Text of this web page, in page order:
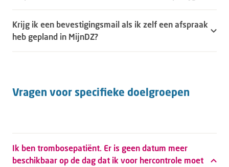
Krijg ik een bevestigingsmail als ik zelf een afspraak
heb gepland in MijnDZ?
Vragen voor specifieke doelgroepen
Ik ben trombosepatiënt. Er is geen datum meer
beschikbaar op de dag dat ik voor hercontrole moet